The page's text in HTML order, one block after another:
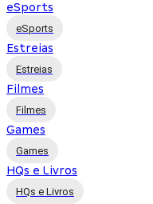
eSports
eSports
Estreias
Estreias
Filmes
Filmes
Games
Games
HQs e Livros
HQs e Livros